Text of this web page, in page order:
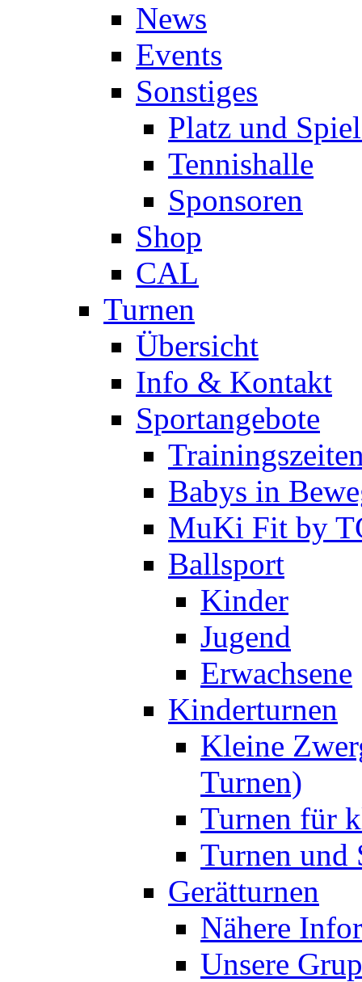
News
Events
Sonstiges
Platz und
Tennishalle
Sponsoren
Shop
CAL
Turnen
Übersicht
Info & Kontakt
Sportangebote
Babys in
MuKi Fit by
Ballsport
Kinder
Jugend
Erwachsene
Kinderturnen
Kleine
Turnen)
Turnen für
Turnen und
Gerätturnen
Nähere
Unsere